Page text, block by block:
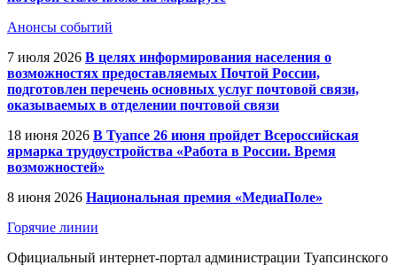
Анонсы событий
7 июля 2026 В целях информирования населения о
возможностях предоставляемых Почтой России,
подготовлен перечень основных услуг почтовой связи,
оказываемых в отделении почтовой связи
18 июня 2026 В Туапсе 26 июня пройдет Всероссийская
ярмарка трудоустройства «Работа в России. Время
возможностей»
8 июня 2026 Национальная премия «МедиаПоле»
Горячие линии
Официальный интернет-портал администрации Туапсинского